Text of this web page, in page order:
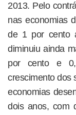
2013. Pelo
nas economias
de 1 por cento
diminuiu ainda
por cento e
crescimento dos
economias
dois anos, com